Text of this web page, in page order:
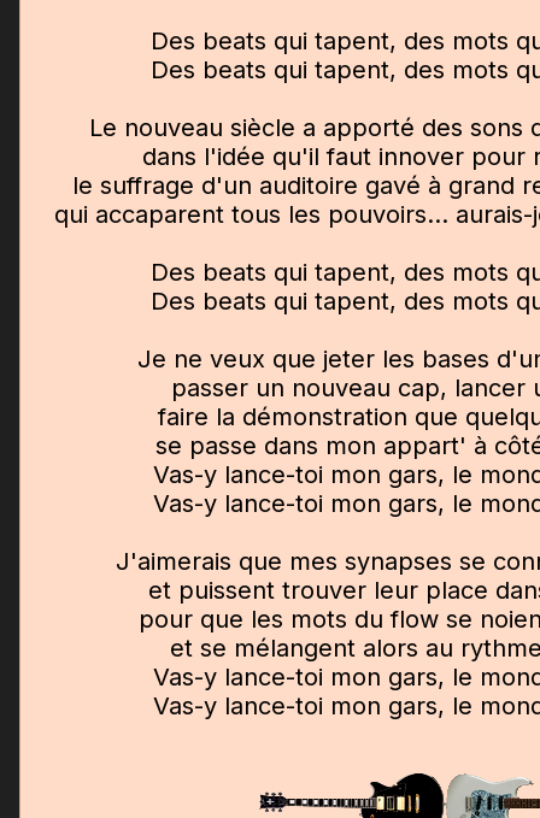
Des beats qui tapent, des mots
Des beats qui tapent, des mots
Le nouveau siècle a apporté des sons
dans l'idée qu'il faut innover pour
le suffrage d'un auditoire gavé à grand
qui accaparent tous les pouvoirs...
Des beats qui tapent, des mots
Des beats qui tapent, des mots
Je ne veux que jeter les bases
passer un nouveau cap, lancer
faire la démonstration que
se passe dans mon appart' à
Vas-y lance-toi mon gars, le
Vas-y lance-toi mon gars, le
J'aimerais que mes synapses se
et puissent trouver leur place
pour que les mots du flow se
et se mélangent alors au
Vas-y lance-toi mon gars, le
Vas-y lance-toi mon gars, le